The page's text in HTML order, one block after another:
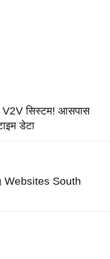
V2V सिस्टम! आसपास
डेटा
Websites South